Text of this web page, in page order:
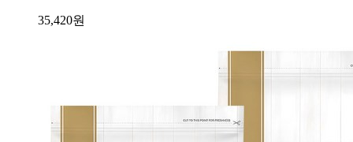
35,420원